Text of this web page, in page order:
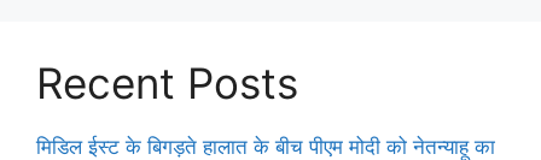
Recent Posts
मिडिल ईस्ट के बिगड़ते हालात के बीच पीएम मोदी को नेतन्याहू का